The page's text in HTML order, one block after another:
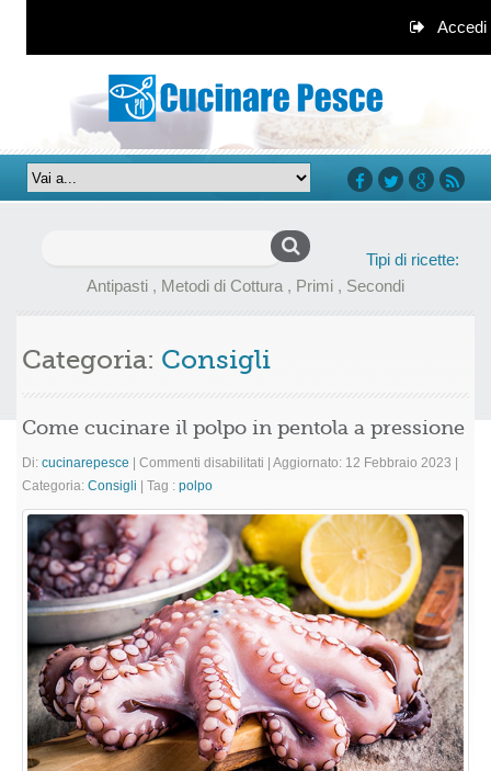
Accedi
Tipi di ricette:
Antipasti , Metodi di Cottura , Primi , Secondi
Categoria: Consigli
Come cucinare il polpo in pentola a pressione
Di: cucinarepesce Commenti disabilitati su
cucinare
il
polpo
in
pentola
a
pressione
Aggiornato: 12 Febbraio 2023
Categoria: Consigli Tag : polpo